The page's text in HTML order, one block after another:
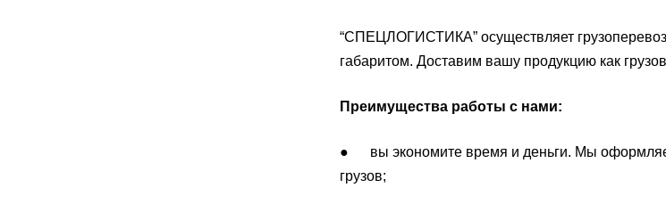
“СПЕЦЛОГИСТИКА” осуществляет
габаритом. Доставим вашу продукцию как
Преимущества работы с нами:
● вы экономите время и деньги. Мы
грузов;